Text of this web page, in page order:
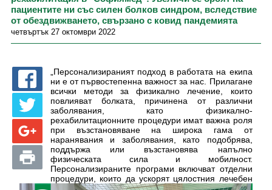
пациентите ни със силен болков синдром, вследствие
от обездвижването, свързано с ковид пандемията
четвъртък 27 октомври 2022
„Персонализираният подход в работата на екипа
ни е от първостепенна важност за нас. Прилагане
всички методи за физикално лечение, които
повлияват болката, причинена от различни
заболявания, като физикално-
рехабилитационните процедури имат важна роля
при възстановяване на широка гама от
наранявания и заболявания, като подобрява,
поддържа или възстановява напълно
физическата сила и мобилност.
Персонализираните програми включват отделни
процедури, които да ускорят цялостния лечебен